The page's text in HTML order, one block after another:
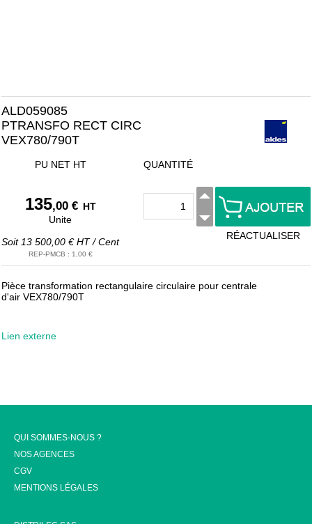
ALD059085
PTRANSFO RECT CIRC
VEX780/790T
PU NET HT
135,00 € HT
Unite
Soit 13 500,00 € HT/Cent
REP-PMCB : 1,00 €
QUANTITÉ
RÉACTUALISER
Pièce transformation rectangulaire circulaire pour centrale
d'air VEX780/790T
Lien externe
QUI SOMMES-NOUS ?
NOS AGENCES
CGV
MENTIONS LÉGALES